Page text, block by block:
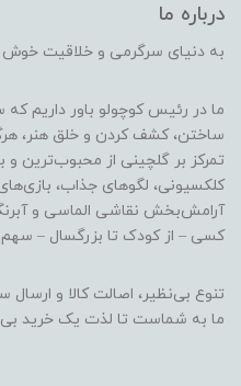
درباره ما
به دنیای سرگرمی و خلاقیت خوش
ما در رئیس کوچولو باور
ساختن، کشف کردن و خلق هنر،
تمرکز بر گلچینی از محبوب‌ترین
کلکسیونی، لگوهای جذاب،
آرامش‌بخش نقاشی الماسی و
کسی – از کودک تا بزرگسال – سهم
تنوع بی‌نظیر، اصالت کالا و
ما به شماست تا لذت یک خرید